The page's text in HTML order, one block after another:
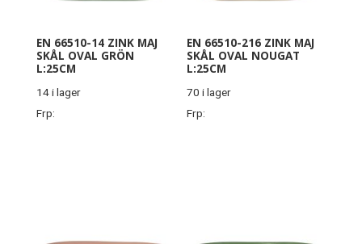
EN 66510-14 ZINK MAJ
SKÅL OVAL GRÖN
L:25CM
14 i lager
Frp:
EN 66510-216 ZINK MAJ
SKÅL OVAL NOUGAT
L:25CM
70 i lager
Frp: